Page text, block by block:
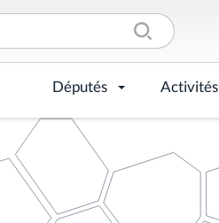
Députés Activités